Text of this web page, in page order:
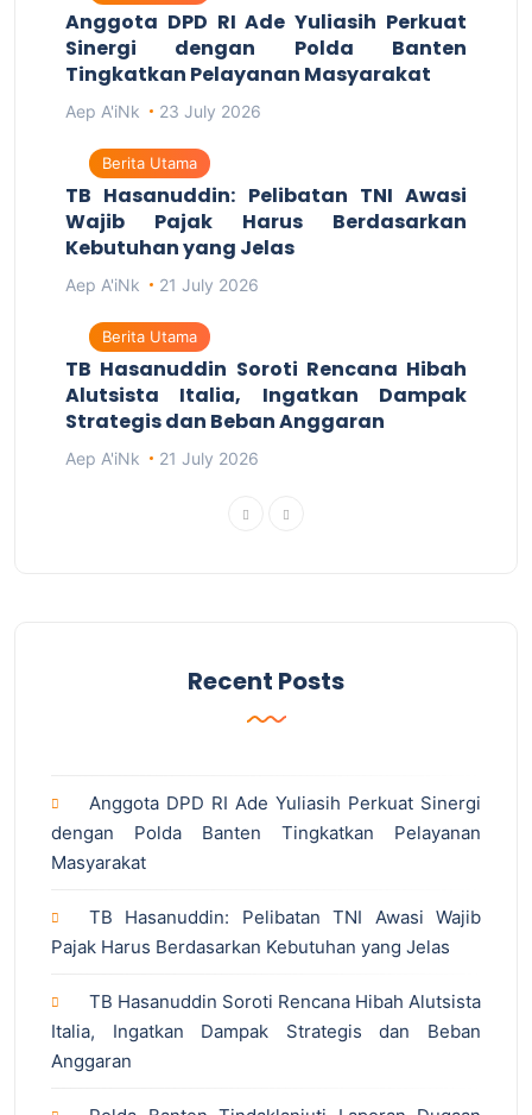
Anggota DPD RI Ade Yuliasih Perkuat
Sinergi dengan Polda Banten
Tingkatkan Pelayanan Masyarakat
Aep A'iNk 23 July 2026
Berita Utama
TB Hasanuddin: Pelibatan TNI Awasi
Wajib Pajak Harus Berdasarkan
Kebutuhan yang Jelas
Aep A'iNk 21 July 2026
Berita Utama
TB Hasanuddin Soroti Rencana Hibah
Alutsista Italia, Ingatkan Dampak
Strategis dan Beban Anggaran
Aep A'iNk 21 July 2026
Recent Posts
Anggota DPD RI Ade Yuliasih Perkuat Sinergi
dengan Polda Banten Tingkatkan Pelayanan
Masyarakat
TB Hasanuddin: Pelibatan TNI Awasi Wajib
Pajak Harus Berdasarkan Kebutuhan yang Jelas
TB Hasanuddin Soroti Rencana Hibah Alutsista
Italia, Ingatkan Dampak Strategis dan Beban
Anggaran